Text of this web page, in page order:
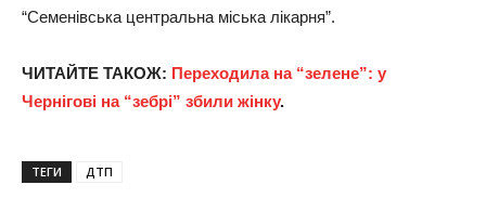
“Семенівська центральна міська лікарня”.
ЧИТАЙТЕ ТАКОЖ: Переходила на “зелене”: у
Чернігові на “зебрі” збили жінку.
ТЕГИ ДТП